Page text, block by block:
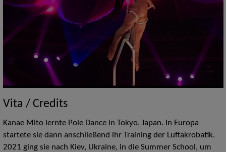
Vita / Credits
Kanae Mito lernte Pole Dance in Tokyo, Japan. In Europa
startete sie dann anschließend ihr Training der Luftakrobatik.
2021 ging sie nach Kiev, Ukraine, in die Summer School, um